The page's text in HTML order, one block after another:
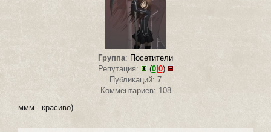
Группа: Посетители
Репутация:
(0| 0)
Публикаций: 7
Комментариев: 108
ммм...красиво)